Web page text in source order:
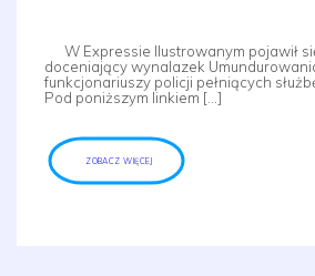
W Expressie Ilustrowanym pojawił
doceniający wynalazek
funkcjonariuszy policji pełniących
Pod poniższym linkiem […]
ZOBACZ WIĘCEJ